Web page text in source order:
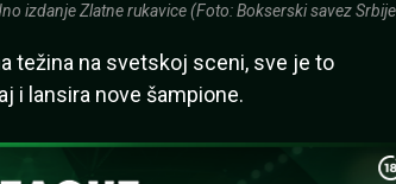
izdanje Zlatne rukavice (Foto: Bokserski savez
težina na svetskoj sceni, sve je to
i lansira nove šampione.